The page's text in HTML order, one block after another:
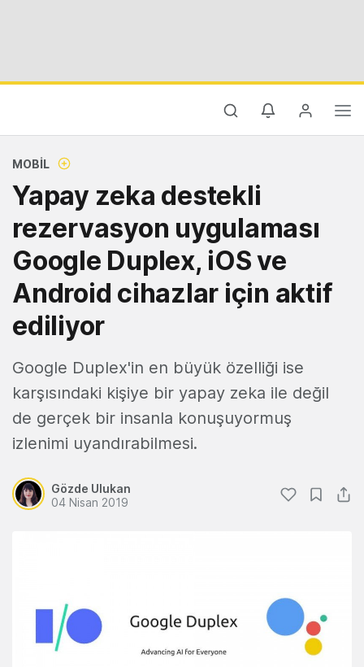
MOBIL
Yapay zeka destekli
rezervasyon uygulaması
Google Duplex, iOS ve
Android cihazlar için aktif
ediliyor
Google Duplex'in en büyük özelliği ise
karşısındaki kişiye bir yapay zeka ile değil
de gerçek bir insanla konuşuyormuş
izlenimi uyandırabilmesi.
Gözde Ulukan
04 Nisan 2019